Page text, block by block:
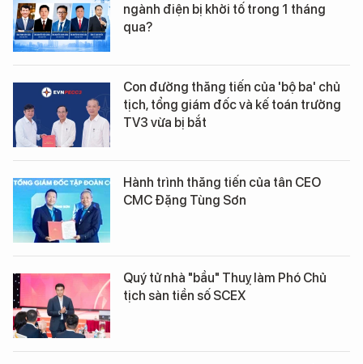
ngành điện bị khởi tố trong 1 tháng
qua?
Con đường thăng tiến của 'bộ ba' chủ
tịch, tổng giám đốc và kế toán trưởng
TV3 vừa bị bắt
Hành trình thăng tiến của tân CEO
CMC Đặng Tùng Sơn
Quý tử nhà "bầu" Thuỵ làm Phó Chủ
tịch sàn tiền số SCEX